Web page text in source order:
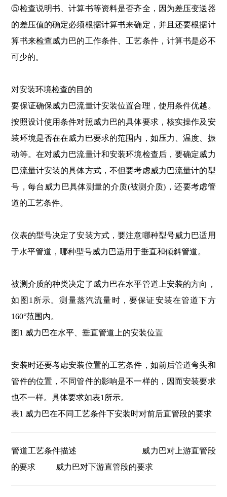
⑤检查说明书、计算书等资料是否齐全，因为差压变送器
的差压值的确定必须根据计算书来确定，并且还要根据计
算书来检查威力巴的工作条件、工艺条件，计算书是必不
可少的。
对安装环境检查的目的
要保证确保威力巴流量计安装位置合理，使用条件优越。
按照设计使用条件对照威力巴的具体要求，核实操作及安
装环境是否在在威力巴要求的范围内，如压力、温度、振
动等。在对威力巴流量计和安装环境检查后，要确定威力
巴流量计安装的具体方式，不但要考虑威力巴流量计的型
号，每台威力巴具体测量的介质(被测介质)，还要考虑管
道的工艺条件。
仪表的型号决定了安装方式，要注意哪种型号威力巴适用
于水平管道，哪种型号威力巴适用于垂直和倾斜管道。
被测介质的种类决定了威力巴在水平管道上安装的方向，
如图1所示。测量蒸汽流量时，要保证安装在管道下方
160°范围内。
图1 威力巴在水平、垂直管道上的安装位置
安装时还要考虑安装位置的工艺条件，如前后管道弯头和
管件的位置，不同管件的影响是不一样的，因而安装要求
也不一样。具体要求如表1所示。
表1 威力巴在不同工艺条件下安装时对前后直管段的要求
管道工艺条件描述 威力巴对上游直管段
的要求 威力巴对下游直管段的要求